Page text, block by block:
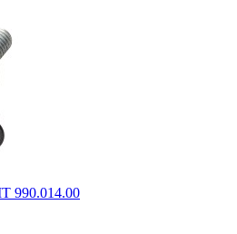
990.014.00